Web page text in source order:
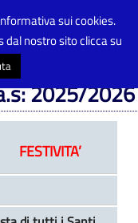
Calendario Scolastico a.s:
2025/2026
FESTIVITA’
sui cookies.
dal nostro sito clicca su